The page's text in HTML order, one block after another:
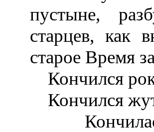
пустыне,
старцев, как
старое Время
Кончился
Кончился
Кончилась